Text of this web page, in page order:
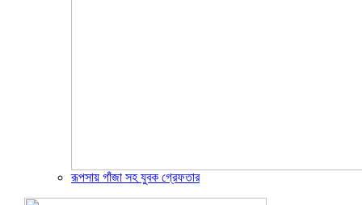
রূপসায় গাঁজা সহ যুবক গ্রেফতার